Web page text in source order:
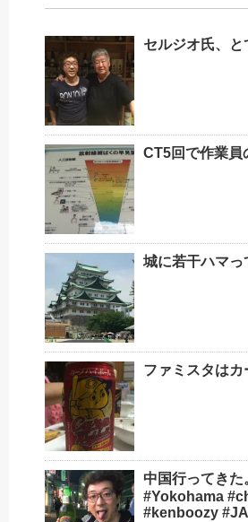
セルジオ氏、と
CT5回で作業員
城に若干ハマっ
ファミスタはカ
中国行ってきた
#Yokohama
#kenboozy